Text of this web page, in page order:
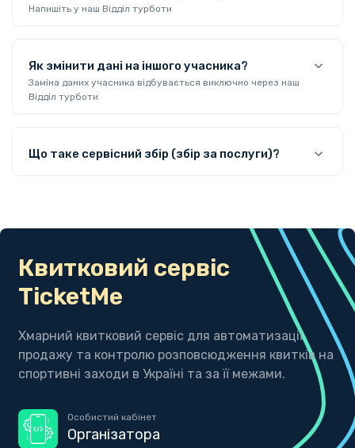
Напишіть у наш Відділ турботи
Як змінити дані на іншого учасника?
Заміна даних учасника відбувається виключно через наш
Відділ турботи
Що таке сервісний збір (збір за послуги)?
Квитковий сервіс
TicketMe
Хмарний квитковий сервіс для автоматизації
продажу та контролю розповсюдження квитків на
спортивні заходи в Україні та за її межами.
Особистий кабінет
Організатора